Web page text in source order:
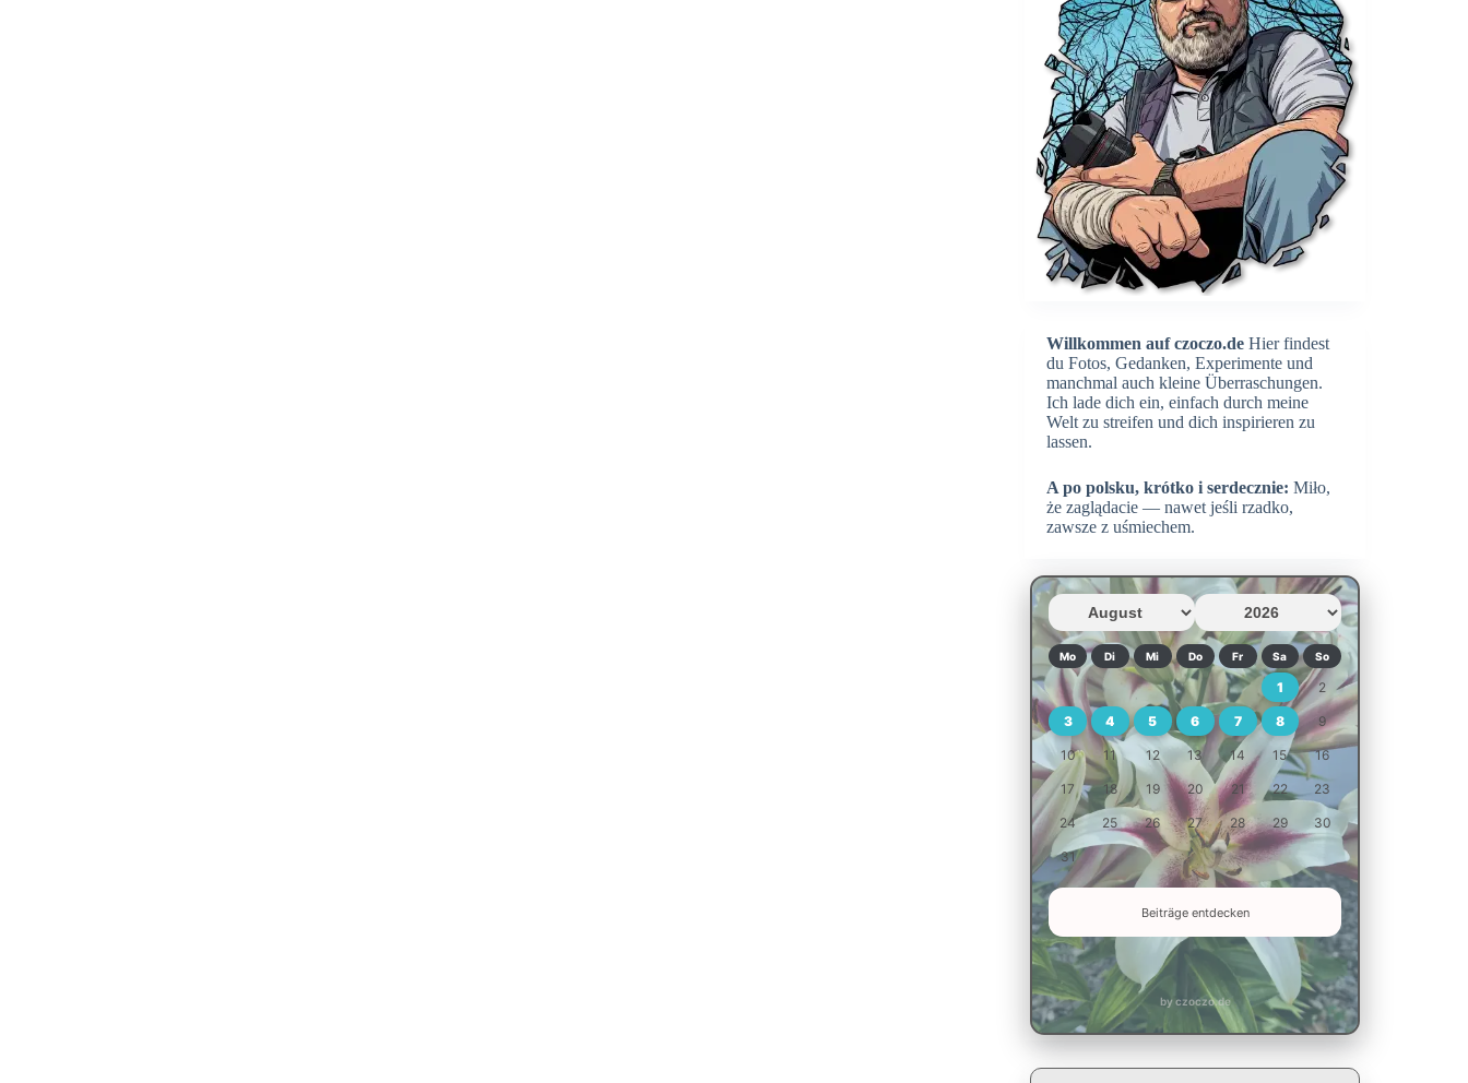
Willkommen auf czoczo.de Hier findest
du Fotos, Gedanken, Experimente und
manchmal auch kleine Überraschungen.
Ich lade dich ein, einfach durch meine
Welt zu streifen und dich inspirieren zu
lassen.
A po polsku, krótko i serdecznie: Miło,
że zaglądacie — nawet jeśli rzadko,
zawsze z uśmiechem.
Mo Di Mi Do Fr Sa So
1 2
3 4 5 6 7 8 9
10 11 12 13 14 15 16
17 18 19 20 21 22 23
24 25 26 27 28 29 30
31
Beiträge entdecken
by czoczo.de